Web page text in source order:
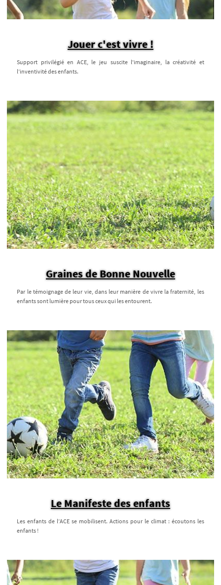
Jouer c'est vivre !
Support privilégié en ACE, le jeu suscite l'imaginaire, la créativité et
l’inventivité des enfants.
Graines de Bonne Nouvelle
Par le témoignage de leur vie, dans leur manière de vivre la fraternité, les
enfants sont lumière pour tous ceux qui les entourent.
Le Manifeste des enfants
Les enfants de l’ACE se mobilisent. Actions pour le climat : écoutons les
enfants !